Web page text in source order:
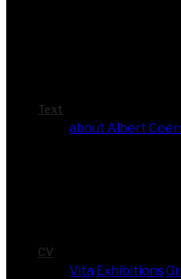
Text
about Albert
CV
Vita Exhi­bi­ti­ons